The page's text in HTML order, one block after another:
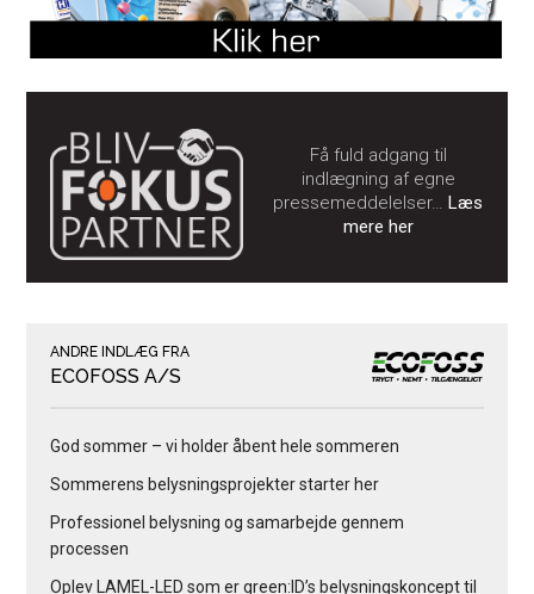
Få fuld adgang til
indlægning af egne
pressemeddelelser…Læs
mere her
ANDRE INDLÆG FRA
ECOFOSS A/S
God sommer – vi holder åbent hele sommeren
Sommerens belysningsprojekter starter her
Professionel belysning og samarbejde gennem
processen
Oplev LAMEL-LED som er green:ID’s belysningskoncept til